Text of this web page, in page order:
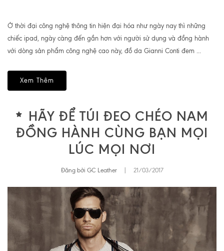
Ở thời đại công nghệ thông tin hiện đại hóa như ngày nay thì những
chiếc ipad, ngày càng đến gần hơn với người sử dụng và đồng hành
với dòng sản phẩm công nghệ cao này, đồ da Gianni Conti đem ...
Xem Thêm
HÃY ĐỂ TÚI ĐEO CHÉO NAM
ĐỒNG HÀNH CÙNG BẠN MỌI
LÚC MỌI NƠI
Đăng bởi GC Leather 21/03/2017